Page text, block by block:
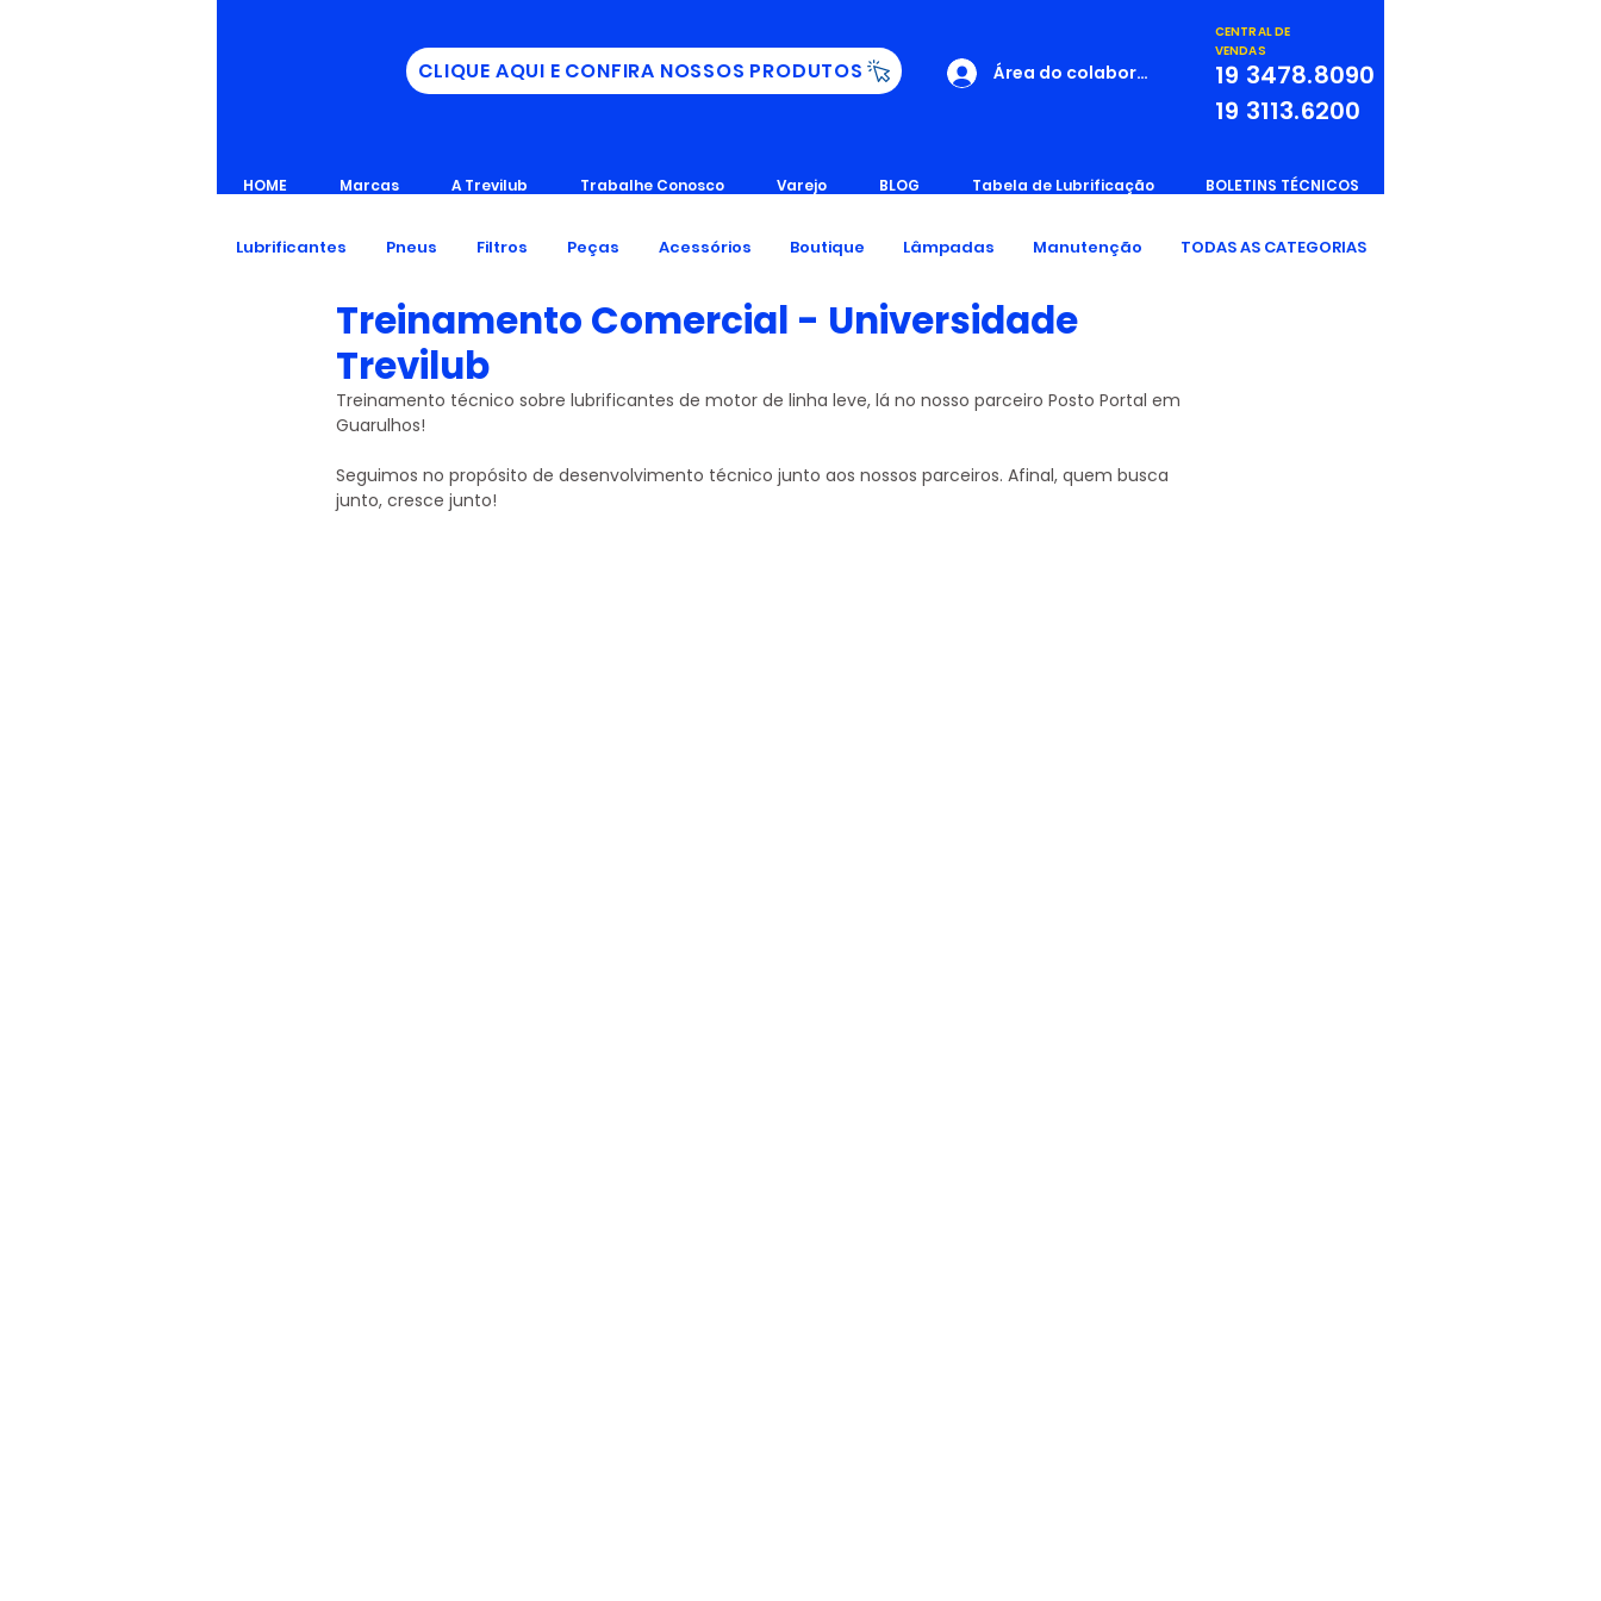
CLIQUE AQUI E CONFIRA NOSSOS PRODUTOS Área do colaborador
CENTRAL DE
VENDAS
19 3478.8090
19 3113.6200
HOME Marcas A Trevilub Trabalhe Conosco Varejo BLOG Tabela de Lubrificação BOLETINS TÉCNICOS
Lubrificantes Pneus Filtros Peças Acessórios Boutique Lâmpadas Manutenção TODAS AS CATEGORIAS
Treinamento Comercial - Universidade
Trevilub
Treinamento técnico sobre lubrificantes de motor de linha leve, lá no nosso parceiro Posto Portal em
Guarulhos!
Seguimos no propósito de desenvolvimento técnico junto aos nossos parceiros. Afinal, quem busca
junto, cresce junto!